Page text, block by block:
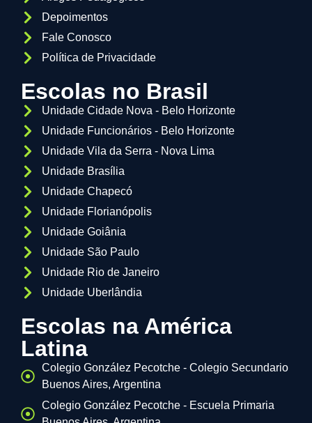
Depoimentos
Fale Conosco
Política de Privacidade
Escolas no Brasil
Unidade Cidade Nova - Belo Horizonte
Unidade Funcionários - Belo Horizonte
Unidade Vila da Serra - Nova Lima
Unidade Brasília
Unidade Chapecó
Unidade Florianópolis
Unidade Goiânia
Unidade São Paulo
Unidade Rio de Janeiro
Unidade Uberlândia
Escolas na América
Latina
Colegio González Pecotche - Colegio Secundario
Buenos Aires, Argentina
Colegio González Pecotche - Escuela Primaria